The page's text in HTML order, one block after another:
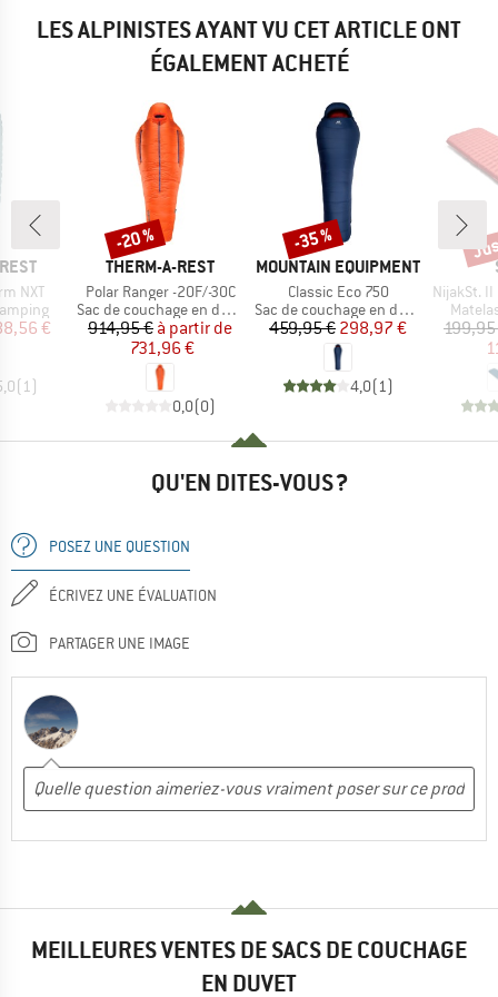
LES ALPINISTES AYANT VU CET ARTICLE ONT
ÉGALEMENT ACHETÉ
NXT
réduit
€
(1 )
MARQUE
THERM-A-REST
Article
Polar Ranger -20F/-30C
Product group
Sac de couchage en duvet
Prix
914,95 € Prix réduit
à partir de
731,96 €
0,0(0)
Remise
-20 %
MARQUE
MOUNTAIN EQUIPMENT
Article
Classic Eco 750
Product group
Sac de couchage en duvet
Prix
459,95 € Prix réduit
298,97 €
4,0(1 )
Remise
-35 %
Article
NijakSt. II
QU'EN DITES-VOUS ?
POSEZ UNE QUESTION
ÉCRIVEZ UNE ÉVALUATION
PARTAGER UNE IMAGE
MEILLEURES VENTES DE SACS DE COUCHAGE
EN DUVET